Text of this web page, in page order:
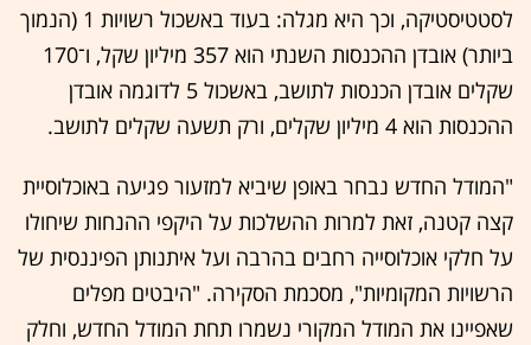
לסטטיסטיקה, וכך היא מגלה: בעוד באשכול רשויות 1 (הנמוך
ביותר) אובדן ההכנסות השנתי הוא 357 מיליון שקל, ו־170
שקלים אובדן הכנסות לתושב, באשכול 5 לדוגמה אובדן
ההכנסות הוא 4 מיליון שקלים, ורק תשעה שקלים לתושב.
"המודל החדש נבחר באופן שיביא למזעור פגיעה באוכלוסיית
קצה קטנה, זאת למרות ההשלכות על היקפי ההנחות שיחולו
על חלקי אוכלוסייה רחבים בהרבה ועל איתנותן הפיננסית של
הרשויות המקומיות", מסכמת הסקירה. "היבטים מפלים
שאפיינו את המודל המקורי נשמרו תחת המודל החדש, וחלק